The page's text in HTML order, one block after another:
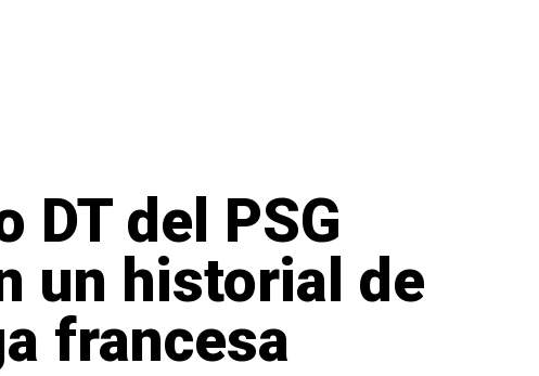
DT del PSG
un historial de
francesa